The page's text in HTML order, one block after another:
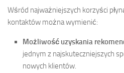
Wśród najważniejszych korzyści
kontaktów można wymienić:
Możliwość uzyskania
jednym z najskuteczniejszych
nowych klientów.